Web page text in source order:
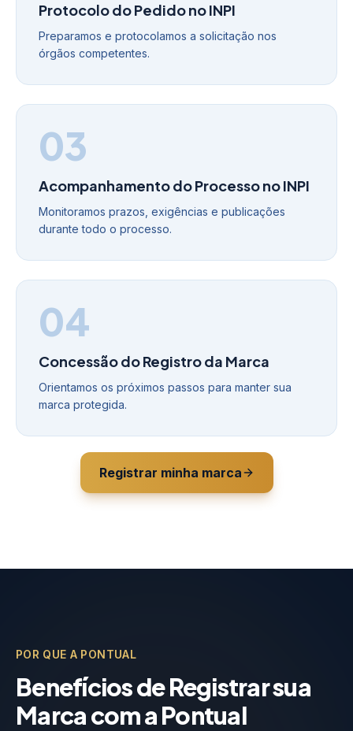
Protocolo do Pedido no INPI
Preparamos e protocolamos a solicitação nos
órgãos competentes.
03
Acompanhamento do Processo no INPI
Monitoramos prazos, exigências e publicações
durante todo o processo.
04
Concessão do Registro da Marca
Orientamos os próximos passos para manter sua
marca protegida.
Registrar minha marca
POR QUE A PONTUAL
Benefícios de Registrar sua
Marca com a Pontual